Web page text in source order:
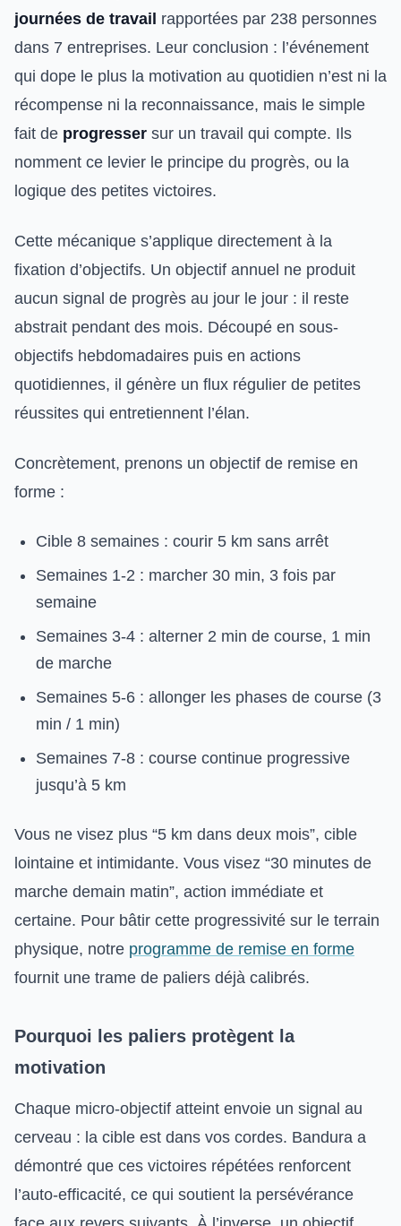
journées de travail rapportées par 238 personnes
dans 7 entreprises. Leur conclusion : l’événement
qui dope le plus la motivation au quotidien n’est ni la
récompense ni la reconnaissance, mais le simple
fait de progresser sur un travail qui compte. Ils
nomment ce levier le principe du progrès, ou la
logique des petites victoires.
Cette mécanique s’applique directement à la
fixation d’objectifs. Un objectif annuel ne produit
aucun signal de progrès au jour le jour : il reste
abstrait pendant des mois. Découpé en sous-
objectifs hebdomadaires puis en actions
quotidiennes, il génère un flux régulier de petites
réussites qui entretiennent l’élan.
Concrètement, prenons un objectif de remise en
forme :
Cible 8 semaines : courir 5 km sans arrêt
Semaines 1-2 : marcher 30 min, 3 fois par
semaine
Semaines 3-4 : alterner 2 min de course, 1 min
de marche
Semaines 5-6 : allonger les phases de course (3
min / 1 min)
Semaines 7-8 : course continue progressive
jusqu’à 5 km
Vous ne visez plus “5 km dans deux mois”, cible
lointaine et intimidante. Vous visez “30 minutes de
marche demain matin”, action immédiate et
certaine. Pour bâtir cette progressivité sur le terrain
physique, notre programme de remise en forme
fournit une trame de paliers déjà calibrés.
Pourquoi les paliers protègent la
motivation
Chaque micro-objectif atteint envoie un signal au
cerveau : la cible est dans vos cordes. Bandura a
démontré que ces victoires répétées renforcent
l’auto-efficacité, ce qui soutient la persévérance